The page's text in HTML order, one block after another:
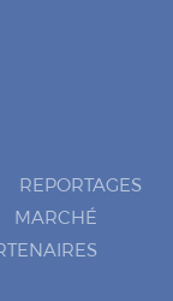
REPORTAGES
MARCHÉ